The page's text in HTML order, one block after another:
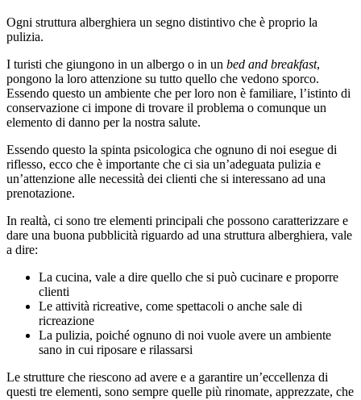
Ogni struttura alberghiera un segno distintivo che è proprio la
pulizia.
I turisti che giungono in un albergo o in un bed and breakfast,
pongono la loro attenzione su tutto quello che vedono sporco.
Essendo questo un ambiente che per loro non è familiare, l’istinto di
conservazione ci impone di trovare il problema o comunque un
elemento di danno per la nostra salute.
Essendo questo la spinta psicologica che ognuno di noi esegue di
riflesso, ecco che è importante che ci sia un’adeguata pulizia e
un’attenzione alle necessità dei clienti che si interessano ad una
prenotazione.
In realtà, ci sono tre elementi principali che possono caratterizzare e
dare una buona pubblicità riguardo ad una struttura alberghiera, vale
a dire:
La cucina, vale a dire quello che si può cucinare e proporre
clienti
Le attività ricreative, come spettacoli o anche sale di
ricreazione
La pulizia, poiché ognuno di noi vuole avere un ambiente
sano in cui riposare e rilassarsi
Le strutture che riescono ad avere e a garantire un’eccellenza di
questi tre elementi, sono sempre quelle più rinomate, apprezzate, che